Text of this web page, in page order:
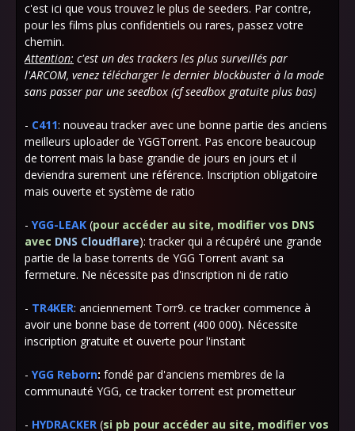
c'est ici que vous trouvez le plus de seeders. Par contre,
pour les films plus confidentiels ou rares, passez votre
chemin.
Attention: c'est un des trackers les plus surveillés par
l'ARCOM, venez télécharger le dernier blockbuster à la mode
sans passer par une seedbox (cf seedbox gratuite plus bas)
- C411: nouveau tracker avec une bonne partie des anciens
meilleurs uploader de YGGTorrent. Pas encore beaucoup
de torrent mais la base grandie de jours en jours et il
deviendra surement une référence. Inscription obligatoire
mais ouverte et système de ratio
- YGG-LEAK (pour accéder au site, modifier vos DNS
avec DNS Cloudflare):tracker qui a récupéré une grande
partie de la base torrents de YGG Torrent avant sa
fermeture. Ne nécessite pas d'inscription ni de ratio
- TR4KER: anciennement Torr9. ce tracker commence à
avoir une bonne base de torrent (400 000). Nécessite
inscription gratuite et ouverte pour l'instant
- YGG Reborn: fondé par d'anciens membres de la
communauté YGG, ce tracker torrent est prometteur
- HYDRACKER (si pb pour accéder au site, modifier vos